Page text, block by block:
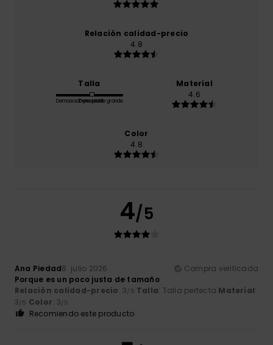
Relación calidad-precio
4.8
Talla
Demasiado pequeño
Demasiado grande
Material
4.6
Color
4.8
4/5
Ana Piedad8. julio 2026
Compra verificada
Porque es un poco justa de tamaño
Relación calidad-precio: 3/5 Talla: Talla perfecta Material:
3/5 Color: 3/5
Recomiendo este producto